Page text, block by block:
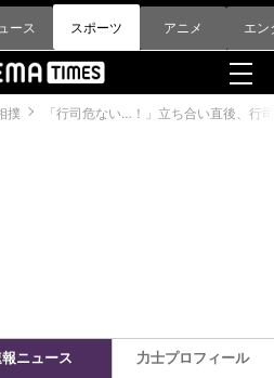
ース スポーツ アニメ エン
撲 「行司危ない…！」立ち合い直後、行
ニュース 力士プロフィール